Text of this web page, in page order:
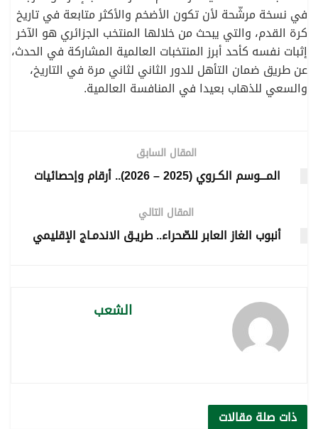
في نسخة مرشّحة لأن تكون الأضخم والأكثر متابعة في تاريخ
كرة القدم، والتي يبحث من خلالها المنتخب الجزائري هو الآخر
إثبات نفسه كأحد أبرز المنتخبات العالمية المشاركة في الحدث،
عن طريق ضمان التأهل للدور الثاني لثاني مرة في التاريخ،
والسعي للذهاب بعيدا في المنافسة العالمية.
المقال السابق
المـــوسم الكـروي (2025 – 2026).. أرقام وإحصائيات
المقال التالي
أنبوب الغاز العابر للصّحراء.. طريـق الاندمـاج الإقليمي
الشعب
ذات صلةمقالات